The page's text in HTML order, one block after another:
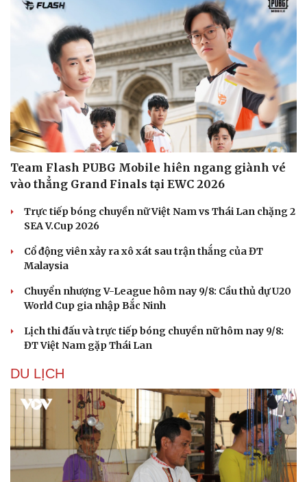
Team Flash PUBG Mobile hiên ngang giành vé
vào thẳng Grand Finals tại EWC 2026
Trực tiếp bóng chuyền nữ Việt Nam vs Thái Lan chặng 2
SEA V.Cup 2026
Cổ động viên xảy ra xô xát sau trận thắng của ĐT
Malaysia
Chuyển nhượng V-League hôm nay 9/8: Cầu thủ dự U20
World Cup gia nhập Bắc Ninh
Lịch thi đấu và trực tiếp bóng chuyền nữ hôm nay 9/8:
ĐT Việt Nam gặp Thái Lan
DU LỊCH